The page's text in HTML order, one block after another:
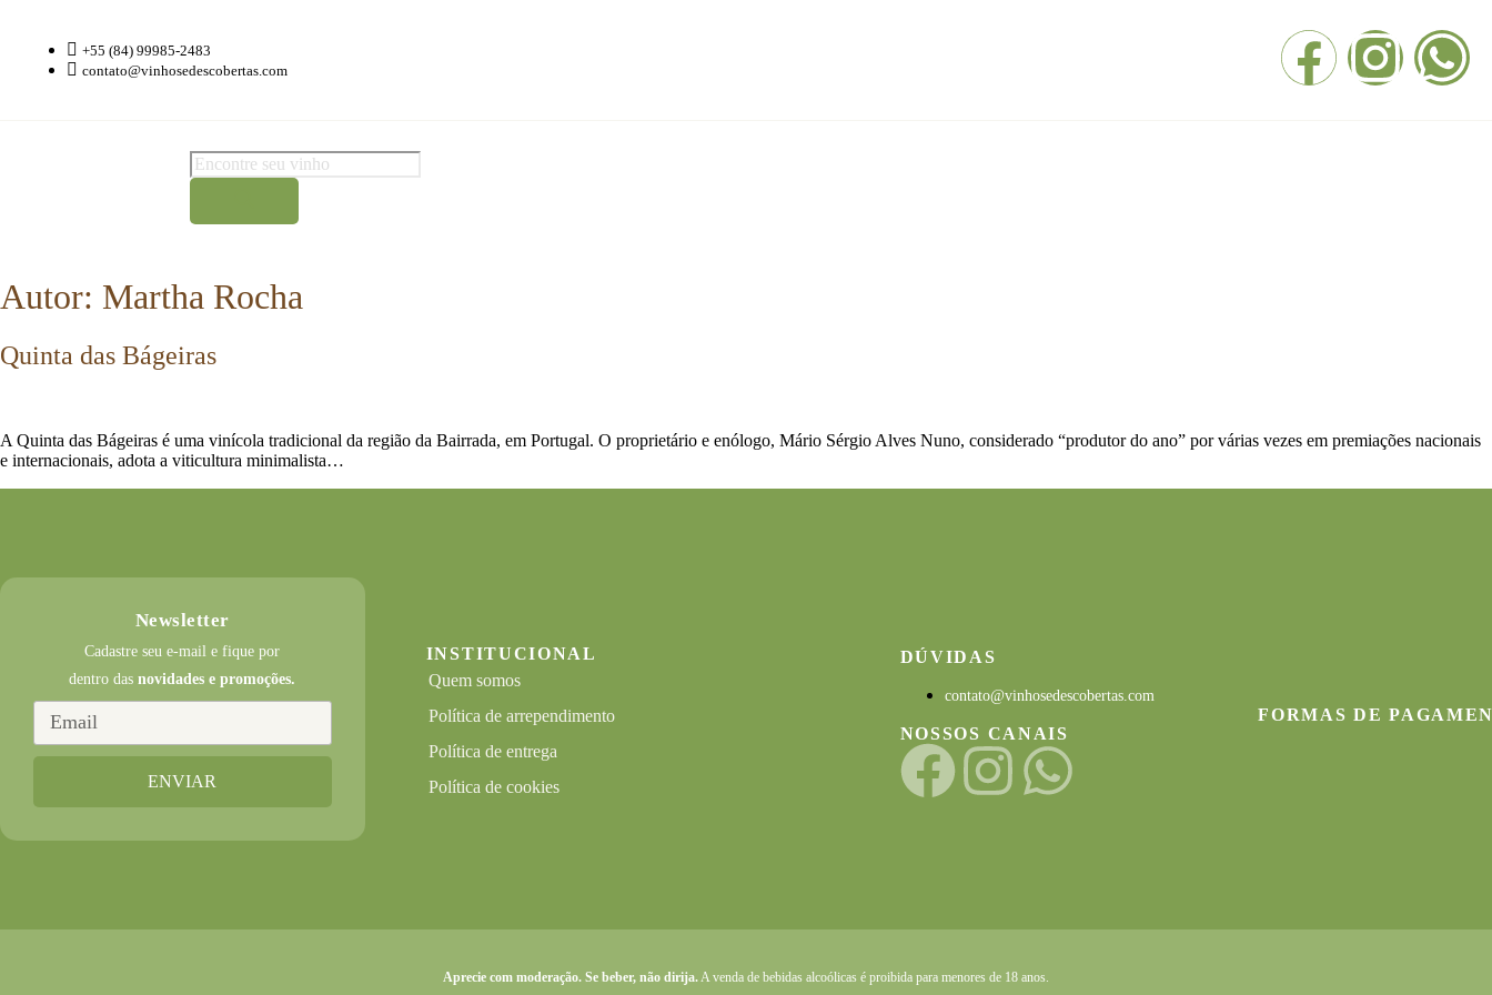
+55 (84) 99985-2483
contato@vinhosedescobertas.com
Autor: Martha Rocha
Quinta das Bágeiras
A Quinta das Bágeiras é uma vinícola tradicional da região da Bairrada, em Portugal. O proprietário e enólogo, Mário Sérgio Alves Nuno, considerado “produtor do ano” por várias vezes em premiações nacionais
e internacionais, adota a viticultura minimalista…
Newsletter
Cadastre seu e-mail e fique por
dentro dasnovidades e promoções.
ENVIAR
INSTITUCIONAL
Quem somos
Política de arrependimento
Política de entrega
Política de cookies
DÚVIDAS
contato@vinhosedescobertas.com
NOSSOS CANAIS
FORMAS DE
Aprecie com moderação. Se beber, não dirija. A venda de bebidas alcoólicas é proibida para menores de 18 anos